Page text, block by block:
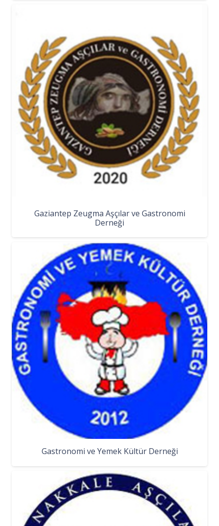
Gaziantep Zeugma Aşçılar ve Gastronomi
Derneği
Gastronomi ve Yemek Kültür Derneği